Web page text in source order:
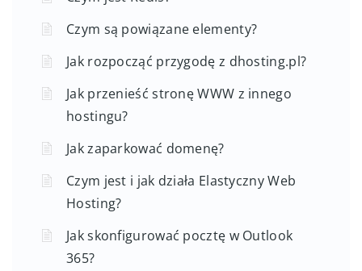
Czym są powiązane elementy?
Jak rozpocząć przygodę z dhosting.pl?
Jak przenieść stronę WWW z innego
hostingu?
Jak zaparkować domenę?
Czym jest i jak działa Elastyczny Web
Hosting?
Jak skonfigurować pocztę w Outlook
365?